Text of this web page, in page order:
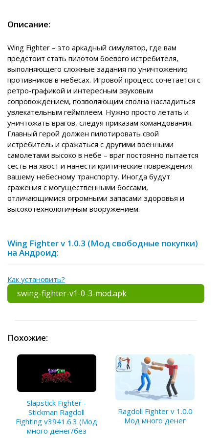
Описание:
Wing Fighter – это аркадный симулятор, где вам
предстоит стать пилотом боевого истребителя,
выполняющего сложные задания по уничтожению
противников в небесах. Игровой процесс сочетается с
ретро-графикой и интересным звуковым
сопровождением, позволяющим сполна насладиться
увлекательным геймплеем. Нужно просто летать и
уничтожать врагов, следуя приказам командования.
Главный герой должен пилотировать свой
истребитель и сражаться с другими военными
самолетами высоко в небе – враг постоянно пытается
сесть на хвост и нанести критические повреждения
вашему небесному транспорту. Иногда будут
сражения с могущественными боссами,
отличающимися огромными запасами здоровья и
высокотехнологичным вооружением.
Wing Fighter v 1.0.3 (Мод свободные покупки)
на Андроид:
Как установить?
swing-fighter-v1-0-3-mod.apk
Похожие:
Slapstick Fighter -
Stickman Ragdoll
Fighting v3941.6.3 (Мод
много денег/без
Ragdoll Fighter v 1.0.0
Мод много денег